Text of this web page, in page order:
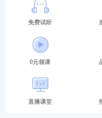
考试合格后，核发人
的相应专业考试合格
执业专业类别的依据。
↓点击问问Ai报考
免费试听
0元领课
直播课堂